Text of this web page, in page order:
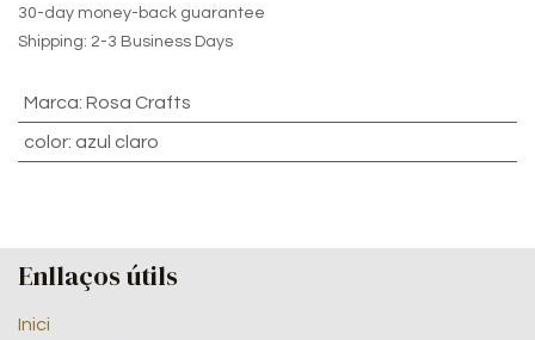
30-day money-back guarantee
Shipping: 2-3 Business Days
Marca: Rosa Crafts
color: azul claro
Enllaços útils
Inici